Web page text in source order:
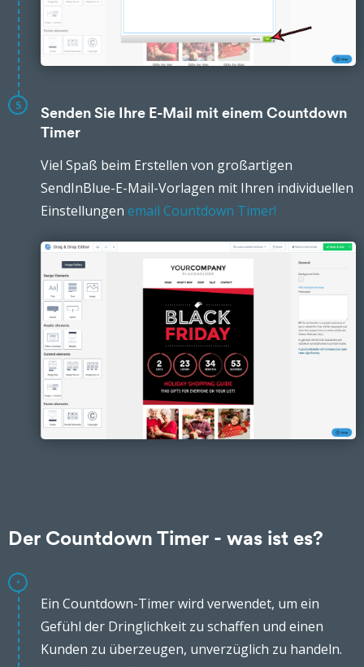
5
Senden Sie Ihre E-Mail mit einem Countdown
Timer
Viel Spaß beim Erstellen von großartigen
SendInBlue-E-Mail-Vorlagen mit Ihren individuellen
Einstellungen email Countdown Timer!
Der Countdown Timer - was ist es?
Ein Countdown-Timer wird verwendet, um ein
Gefühl der Dringlichkeit zu schaffen und einen
Kunden zu überzeugen, unverzüglich zu handeln.